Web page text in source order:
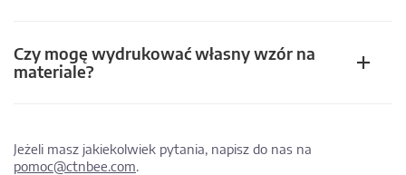
Czy mogę wydrukować własny wzór na
materiale?
Jeżeli masz jakiekolwiek pytania, napisz do nas na
pomoc@ctnbee.com.